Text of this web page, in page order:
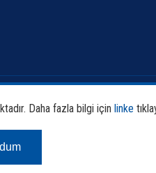
Daha fazla bilgi için linke